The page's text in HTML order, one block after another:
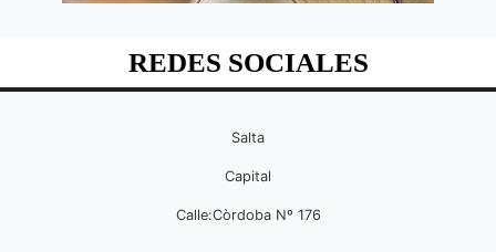
REDES SOCIALES
Salta
Capital
Calle:Còrdoba Nº 176